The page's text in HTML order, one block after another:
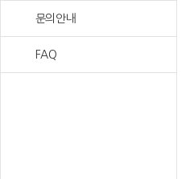
문의안내
FAQ